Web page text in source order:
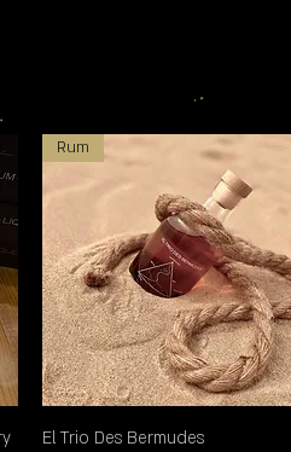
Aperçu rapide
Rum
El Trio Des Bermudes